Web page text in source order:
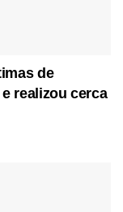
de
realizou cerca